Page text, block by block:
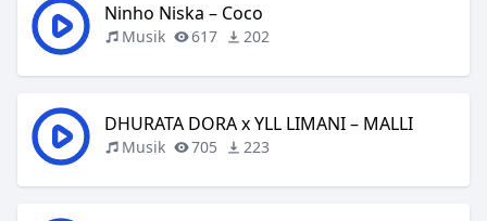
Ninho Niska – Coco
Musik 617 202
DHURATA DORA x YLL LIMANI – MALLI
Musik 705 223